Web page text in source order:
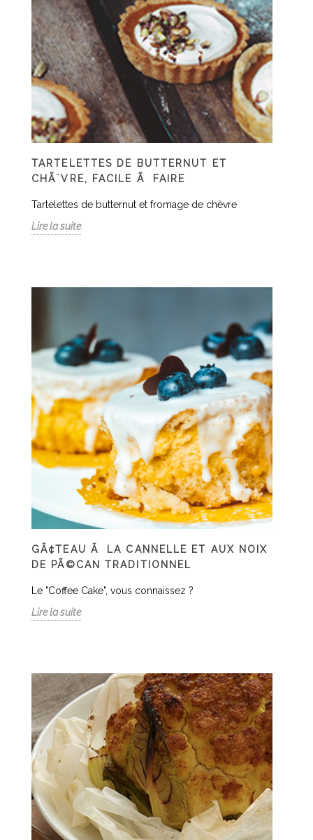
TARTELETTES DE BUTTERNUT ET
CHÃ¨VRE, FACILE Ã FAIRE
Tartelettes de butternut et fromage de chèvre
Lire la suite
GÃ¢TEAU Ã LA CANNELLE ET AUX NOIX
DE PÃ©CAN TRADITIONNEL
Le "Coffee Cake", vous connaissez ?
Lire la suite